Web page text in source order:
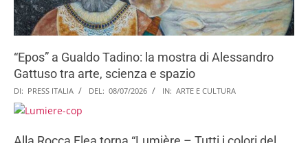
“Epos” a Gualdo Tadino: la mostra di Alessandro
Gattuso tra arte, scienza e spazio
DI: PRESS ITALIA DEL: 08/07/2026 IN: ARTE E CULTURA